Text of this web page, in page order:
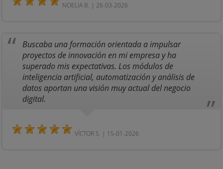
NOELIA B. | 26-03-2026
Buscaba una formación orientada a impulsar
proyectos de innovación en mi empresa y ha
superado mis expectativas. Los módulos de
inteligencia artificial, automatización y análisis de
datos aportan una visión muy actual del negocio
digital.
VÍCTOR S. | 15-01-2026